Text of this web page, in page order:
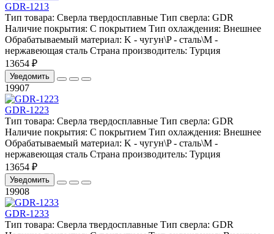
GDR-1213
Тип товара: Сверла твердосплавные Тип сверла: GDR
Наличие покрытия: С покрытием Тип охлаждения: Внешнее
Обрабатываемый материал: K - чугун\P - сталь\М -
нержавеющая сталь Страна производитель: Турция
13654 ₽
Уведомить
19907
GDR-1223
Тип товара: Сверла твердосплавные Тип сверла: GDR
Наличие покрытия: С покрытием Тип охлаждения: Внешнее
Обрабатываемый материал: K - чугун\P - сталь\М -
нержавеющая сталь Страна производитель: Турция
13654 ₽
Уведомить
19908
GDR-1233
Тип товара: Сверла твердосплавные Тип сверла: GDR